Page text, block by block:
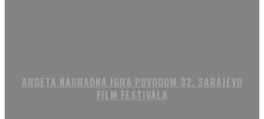
ARGETA NAGRADNA IGRA POVODOM 32. SARAJEVO
FILM FESTIVALA